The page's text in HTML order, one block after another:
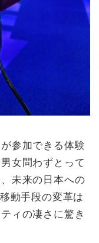
参加できる体験
女問わずとって
未来の日本への
動手段の変革は
ィの凄さに驚き